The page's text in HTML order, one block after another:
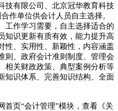
技有限公司、北京冠华教育科技
作单位供会计人员自主选择。
工作学习需要，自主选择适合的
知识更新有质有效，能力提升高
性、实用性、新颖性，内容涵盖
则、政府会计准则制度、管理会
相关财政政策、典型案例分析等
知识体系、完善知识结构、全面
首页“会计管理”模块，查看《关